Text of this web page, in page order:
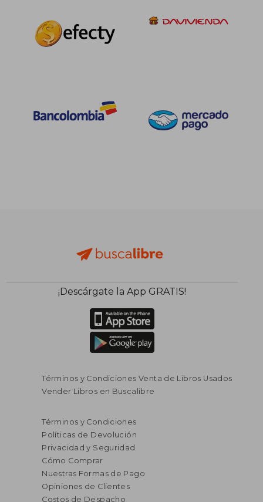
45%
dcto.
$ 86.462
¡Descárgate la App GRATIS!
Términos y Condiciones Venta de Libros Usados
Vender Libros en Buscalibre
Términos y Condiciones
Políticas de Devolución
Privacidad y Seguridad
Cómo Comprar
Nuestras Formas de Pago
Opiniones de Clientes
Costos de Despacho